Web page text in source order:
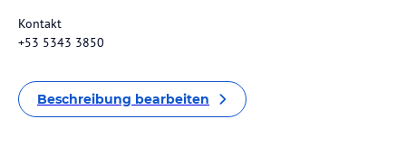
Kontakt
+53 5343 3850
Beschreibung bearbeiten